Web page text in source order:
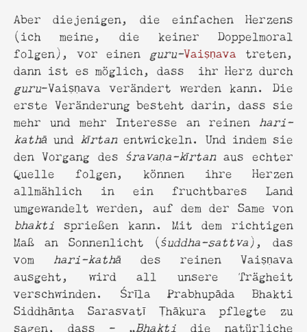
Aber diejenigen, die einfachen Herzens
(ich meine, die keiner Doppelmoral
folgen), vor einen guru-Vaiṣṇavatreten,
dann ist es möglich, dass ihr Herz durch
guru-Vaiṣṇava verändert werden kann. Die
erste Veränderung besteht darin, dass sie
mehr und mehr Interesse an reinen hari-
kathāund kīrtanentwickeln. Und indem sie
den Vorgang des śravaṇa-kīrtan aus echter
Quelle folgen, können ihre Herzen
allmählich in ein fruchtbares Land
umgewandelt werden, auf dem der Same von
bhakti sprießen kann. Mit dem richtigen
Maß an Sonnenlicht (śuddha-sattva), das
vom hari-kathādes reinen Vaiṣṇava
ausgeht, wird all unsere Trägheit
verschwinden. Śrīla Prabhupāda Bhakti
Siddhānta Sarasvatī Ṭhākura pflegte zu
sagen, dass - „Bhaktidie natürliche